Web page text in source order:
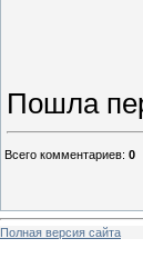
Пошла
Всего комментариев: 0
Полная версия сайта